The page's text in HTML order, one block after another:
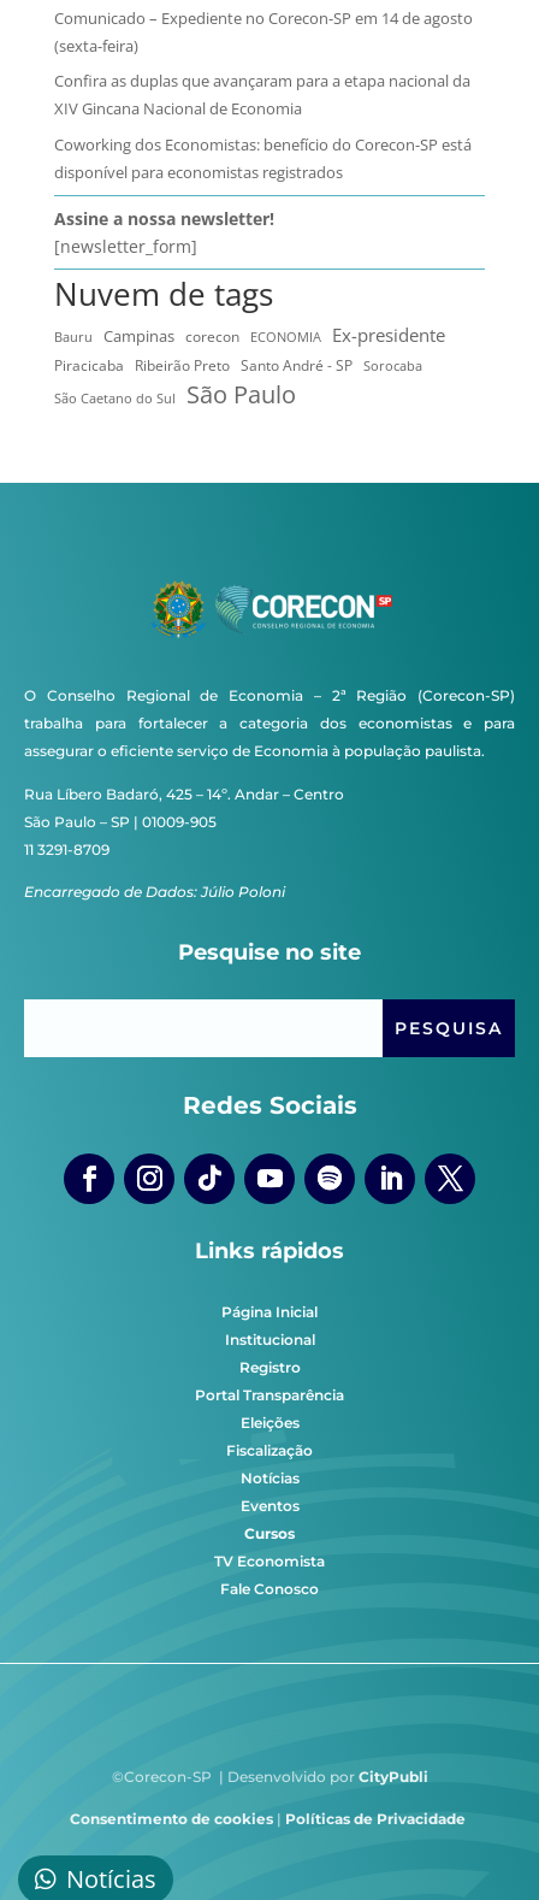
Comunicado – Expediente no Corecon-SP em 14 de agosto
(sexta-feira)
Confira as duplas que avançaram para a etapa nacional da
XIV Gincana Nacional de Economia
Coworking dos Economistas: benefício do Corecon-SP está
disponível para economistas registrados
Assine a nossa newsletter!
[newsletter_form]
Nuvem de tags
Bauru Campinas corecon ECONOMIA Ex-presidente
Piracicaba Ribeirão Preto Santo André - SP
Sorocaba
São Caetano do Sul
São Paulo
O Conselho Regional de Economia – 2ª Região (Corecon-SP)
trabalha para fortalecer a categoria dos economistas e para
assegurar o eficiente serviço de Economia à população paulista.
Rua Líbero Badaró, 425 – 14º. Andar – Centro
São Paulo – SP | 01009-905
11 3291-8709
Encarregado de Dados: Júlio Poloni
Pesquise no site
Redes Sociais
Links rápidos
Página Inicial
Institucional
Registro
Portal Transparência
Eleições
Fiscalização
Notícias
Eventos
Cursos
TV Economista
Fale Conosco
©Corecon-SP | Desenvolvido por CityPubli
Consentimento de cookies | Políticas de Privacidade
Notícias